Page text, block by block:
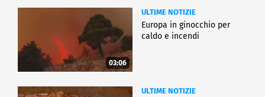
03:06
ULTIME NOTIZIE
Europa in ginocchio per
caldo e incendi
ULTIME NOTIZIE